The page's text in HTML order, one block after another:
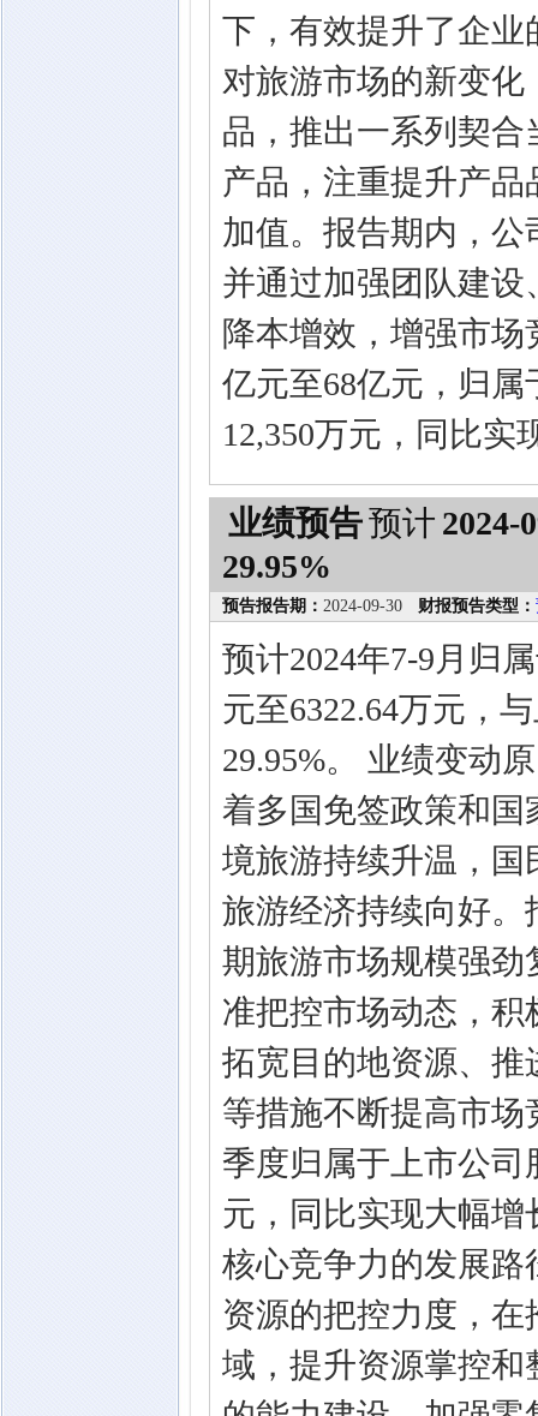
下，有效提升了企
对旅游市场的新变
品，推出一系列契
产品，注重提升产
加值。报告期内，
并通过加强团队建
降本增效，增强市场
亿元至68亿元，归
12,350万元，同比实
业绩预告预计 2024-
29.95%
预告报告期： 2024-09-30 财报预告类型：
预计2024年7-9月归
元至6322.64万元，
29.95%。 业绩变动
着多国免签政策和
境旅游持续升温，
旅游经济持续向好
期旅游市场规模强
准把控市场动态，
拓宽目的地资源、
等措施不断提高市场
季度归属于上市公司
元，同比实现大幅
核心竞争力的发展
资源的把控力度，
域，提升资源掌控